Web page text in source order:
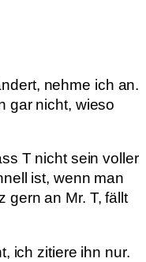
nehme ich an.
gar nicht, wieso
T nicht sein voller
ist, wenn man
gern an Mr. T, fällt
ich zitiere ihn nur.